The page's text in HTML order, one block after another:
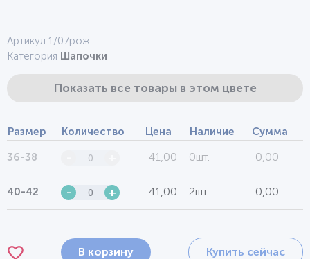
Артикул 1/07рож
Категория Шапочки
Показать все товары в этом цвете
Размер Количество Цена Наличие Сумма
36-38 41,00 0шт. 0,00
40-42 - + 41,00 2шт. 0,00
В корзину Купить сейчас